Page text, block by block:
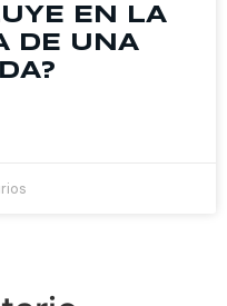
EN LA
DE UNA